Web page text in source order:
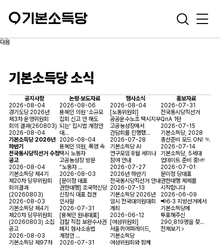
기본소득당 소식
공지사항
2026-08-04
경기도당 2026년
제3차 운영위원회
회의 결과(260803)
2026-08-04
기본소득당 2026년
하반기
전국동시당직선거 수정
공고
2026-08-04
기본소득당 제4기
제20차 당무위원회
회의결과
(20260803)
2026-08-03
기본소득당 제4기
제20차 당무위원회
(20260803) 소집
공고
2026-08-03
기본소득당 제97차
논평·보도자료
2026-08-06
용혜인 의원 ‘소규모
집회 신고 안 해도
되는’ 집시법 개정안
대…
2026-08-04
용혜인 의원, 폭염 속
택시 노동자
고공농성장 방문
"노동자 …
2026-08-03
[문미정 대표
권한대행] 조국혁신당
신장식 대표 접견
인사말
2026-07-31
[용혜인 원내대표]
검찰 직접 보완수사권
폐지 형사소송법
개정안 …
2026-07-31
행사소식
2026-08-04
[노동위원회]
공공운수노조 택시지부
고공농성장에서
간담회를 진행했…
2026-07-28
기본소득당 AI
연구모임 8월 세미나
참여 안내
2026-07-27
2026년 하반기
전국동시당직선거 안내
2026-07-13
기본소득당 2026년
임시 전국대의원대회
개최
2026-06-12
[여성위원회]
서울퀴어퍼레이드,
기본소득당
여성위원회와 함께
홍보자료
2026-07-31
전국동시당직선거
QnA 1탄
2026-07-15
기본소득당, 2028
총선준비 모드 ON! 🏃
2026-07-14
기본소득당, 5세대
업데이트 준비 중!🌱
2026-07-01
문미정 당대표
권한대행 체제를
시작합니다
2026-06-09
📢6·3 지방선거에서
기본소득당에
투표해주신
290,819명을 찾…
전체보기